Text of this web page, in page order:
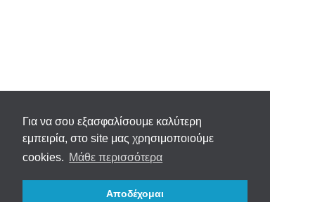
Για να σου εξασφαλίσουμε καλύτερη
εμπειρία, στο site μας χρησιμοποιούμε
cookies. Μάθε περισσότερα
Αποδέχομαι